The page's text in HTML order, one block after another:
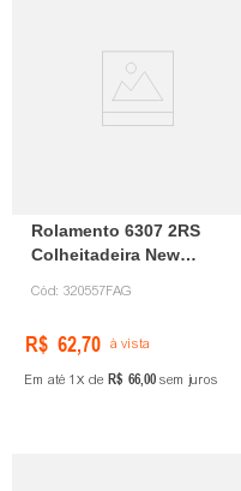
Rolamento 6307 2RS
Colheitadeira New
Cód: 320557FAG
R$ 62,70 à vista
Em até 1 de R$ 66,00 sem juros